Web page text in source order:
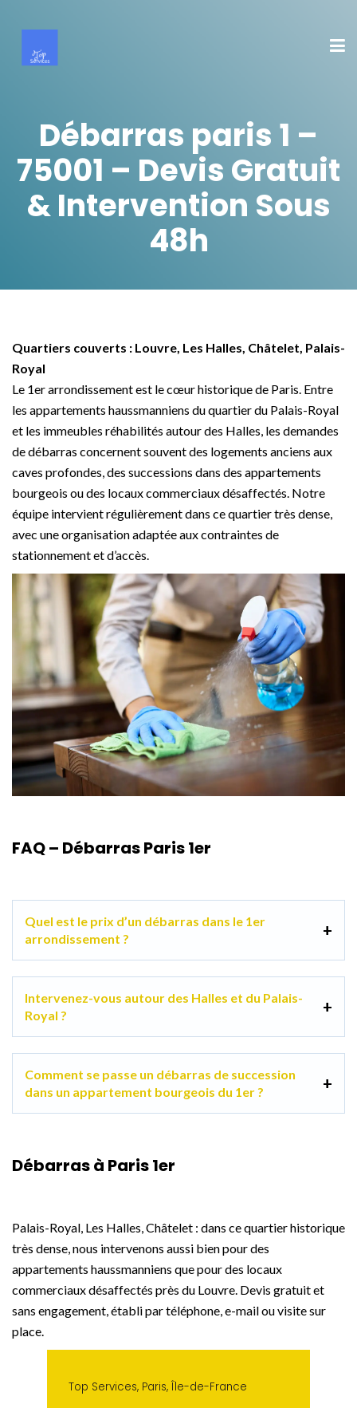
Débarras paris 1 –
75001 – Devis Gratuit
& Intervention Sous
48h
Quartiers couverts : Louvre, Les Halles, Châtelet, Palais-
Royal
Le 1er arrondissement est le cœur historique de Paris. Entre
les appartements haussmanniens du quartier du Palais-Royal
et les immeubles réhabilités autour des Halles, les demandes
de débarras concernent souvent des logements anciens aux
caves profondes, des successions dans des appartements
bourgeois ou des locaux commerciaux désaffectés. Notre
équipe intervient régulièrement dans ce quartier très dense,
avec une organisation adaptée aux contraintes de
stationnement et d’accès.
FAQ – Débarras Paris 1er
Quel est le prix d’un débarras dans le 1er
arrondissement ?
Intervenez-vous autour des Halles et du Palais-
Royal ?
Comment se passe un débarras de succession
dans un appartement bourgeois du 1er ?
Débarras à Paris 1er
Palais-Royal, Les Halles, Châtelet : dans ce quartier historique
très dense, nous intervenons aussi bien pour des
appartements haussmanniens que pour des locaux
commerciaux désaffectés près du Louvre. Devis gratuit et
sans engagement, établi par téléphone, e-mail ou visite sur
place.
Top Services, Paris, Île-de-France